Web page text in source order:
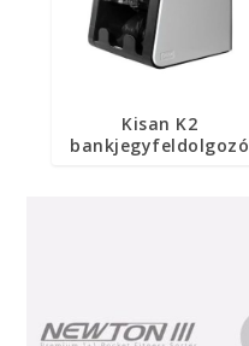
Kisan K2
bankjegyfeldolgozó